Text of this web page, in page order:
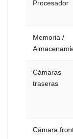
Procesador
Memoria /
Cámaras
traseras
Cámara